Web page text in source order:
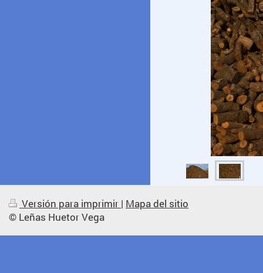
Versión para imprimir | Mapa del sitio
© Leñas Huetor Vega